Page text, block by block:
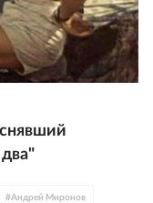
#Андрей Миронов